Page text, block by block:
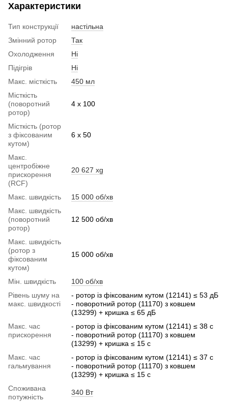
Характеристики
Тип конструкції
настільна
Змінний ротор
Так
Охолодження
Ні
Підігрів
Ні
Макс. місткість
450 мл
Місткість
(поворотний
ротор)
4 х 100
Місткість (ротор
з фіксованим
кутом)
6 х 50
Макс.
центробіжне
прискорення
(RCF)
20 627 xg
Макс. швидкість
15 000 об/хв
Макс. швидкість
(поворотний
ротор)
12 500 об/хв
Макс. швидкість
(ротор з
фіксованим
кутом)
15 000 об/хв
Мін. швидкість
100 об/хв
Рівень шуму на
макс. швидкості
- ротор із фіксованим кутом (12141) ≤ 53 дБ
- поворотний ротор (11170) з ковшем
(13299) + кришка ≤ 65 дБ
Макс. час
прискорення
- ротор із фіксованим кутом (12141) ≤ 38 с
- поворотний ротор (11170) з ковшем
(13299) + кришка ≤ 15 с
Макс. час
гальмування
- ротор із фіксованим кутом (12141) ≤ 37 с
- поворотний ротор (11170) з ковшем
(13299) + кришка ≤ 15 с
Споживана
потужність
340 Вт